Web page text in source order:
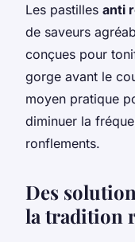
Les pastilles anti
de saveurs
conçues pour
gorge avant le
moyen pratique
diminuer la
ronflements.
Des
la tradition